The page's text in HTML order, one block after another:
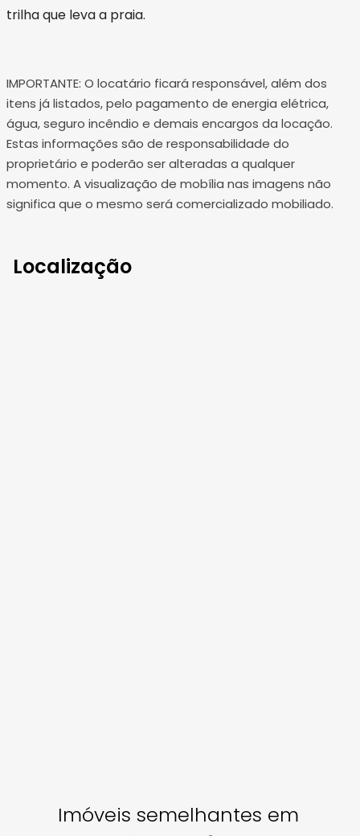
trilha que leva a praia.
IMPORTANTE: O locatário ficará responsável, além dos
itens já listados, pelo pagamento de energia elétrica,
água, seguro incêndio e demais encargos da locação.
Estas informações são de responsabilidade do
proprietário e poderão ser alteradas a qualquer
momento. A visualização de mobília nas imagens não
significa que o mesmo será comercializado mobiliado.
Localização
Imóveis semelhantes em